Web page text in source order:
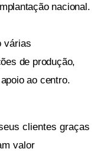
nacional.
várias
de produção,
ao centro.
clientes graças
valor